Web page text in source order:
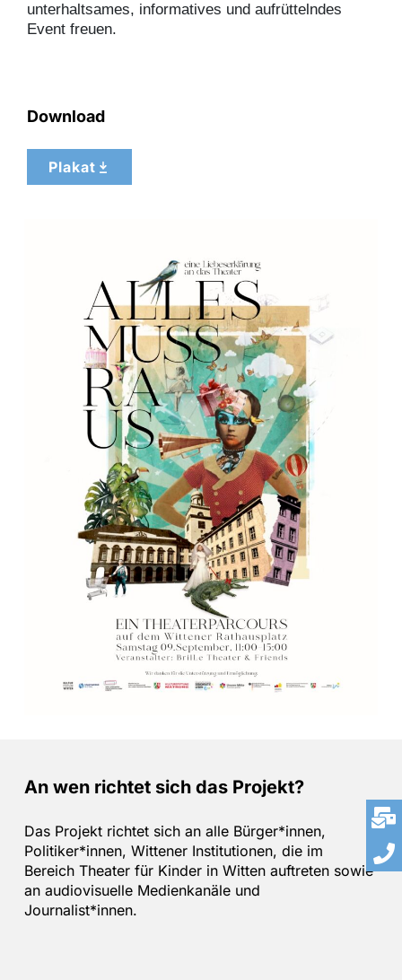
unterhaltsames, informatives und aufrüttelndes
Event freuen.
Download
Plakat
An wen richtet sich das Projekt?
Das Projekt richtet sich an alle Bürger*innen,
Politiker*innen, Wittener Institutionen, die im
Bereich Theater für Kinder in Witten auftreten sowie
an audiovisuelle Medienkanäle und
Journalist*innen.